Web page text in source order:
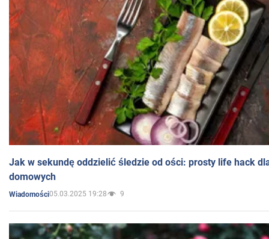
Jak w sekundę oddzielić śledzie od ości: prosty life hack
domowych
Wiadomości05.03.2025 19:28 9